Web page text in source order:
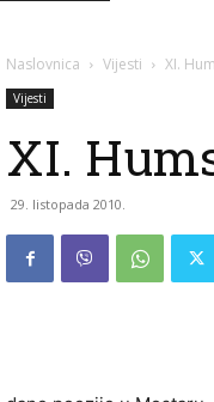
Naslovnica Vijesti XI.
Vijesti
XI.
29. listopada 2010.